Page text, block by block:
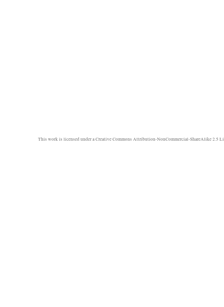
This work is licensed under aCreative Commons Attribution-NonCommercial-ShareAlike 2.5